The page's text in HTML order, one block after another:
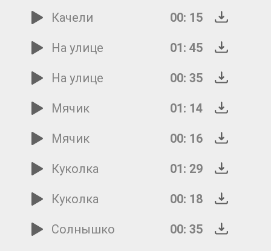
Качели
00: 15
На улице
01: 45
На улице
00: 35
Мячик
01: 14
Мячик
00: 16
Куколка
01: 29
Куколка
00: 18
Солнышко
00: 35